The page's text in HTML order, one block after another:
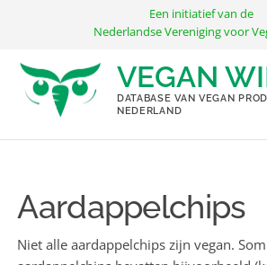
inhoud
Een initiatief van de
Nederlandse Vereniging voor
VEGAN
DATABASE VAN VEGAN
NEDERLAND
Aardappelchips
Niet alle aardappelchips zijn vegan.